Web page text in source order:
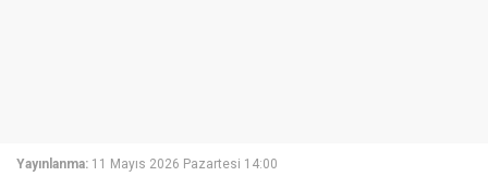
Yayınlanma: 11 Mayıs 2026 Pazartesi 14:00